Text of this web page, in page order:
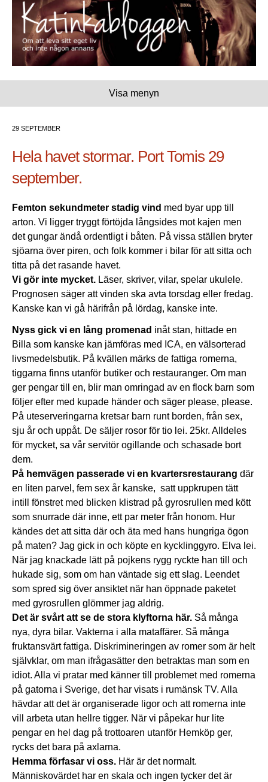
Visa menyn
29 SEPTEMBER
Hela havet stormar. Port Tomis 29
september.
Femton sekundmeter stadig vind med byar upp till
arton. Vi ligger tryggt förtöjda långsides mot kajen men
det gungar ändå ordentligt i båten. På vissa ställen bryter
sjöarna över piren, och folk kommer i bilar för att sitta och
titta på det rasande havet.
Vi gör inte mycket. Läser, skriver, vilar, spelar ukulele.
Prognosen säger att vinden ska avta torsdag eller fredag.
Kanske kan vi gå härifrån på lördag, kanske inte.
Nyss gick vi en lång promenad inåt stan, hittade en
Billa som kanske kan jämföras med ICA, en välsorterad
livsmedelsbutik. På kvällen märks de fattiga romerna,
tiggarna finns utanför butiker och restauranger. Om man
ger pengar till en, blir man omringad av en flock barn som
följer efter med kupade händer och säger please, please.
På uteserveringarna kretsar barn runt borden, från sex,
sju år och uppåt. De säljer rosor för tio lei. 25kr. Alldeles
för mycket, sa vår servitör ogillande och schasade bort
dem.
På hemvägen passerade vi en kvartersrestaurang där
en liten parvel, fem sex år kanske, satt uppkrupen tätt
intill fönstret med blicken klistrad på gyrosrullen med kött
som snurrade där inne, ett par meter från honom. Hur
kändes det att sitta där och äta med hans hungriga ögon
på maten? Jag gick in och köpte en kycklinggyro. Elva lei.
När jag knackade lätt på pojkens rygg ryckte han till och
hukade sig, som om han väntade sig ett slag. Leendet
som spred sig över ansiktet när han öppnade paketet
med gyrosrullen glömmer jag aldrig.
Det är svårt att se de stora klyftorna här. Så många
nya, dyra bilar. Vakterna i alla mataffärer. Så många
fruktansvärt fattiga. Diskrimineringen av romer som är helt
självklar, om man ifrågasätter den betraktas man som en
idiot. Alla vi pratar med känner till problemet med romerna
på gatorna i Sverige, det har visats i rumänsk TV. Alla
hävdar att det är organiserade ligor och att romerna inte
vill arbeta utan hellre tigger. När vi påpekar hur lite
pengar en hel dag på trottoaren utanför Hemköp ger,
rycks det bara på axlarna.
Hemma förfasar vi oss. Här är det normalt.
Människovärdet har en skala och ingen tycker det är